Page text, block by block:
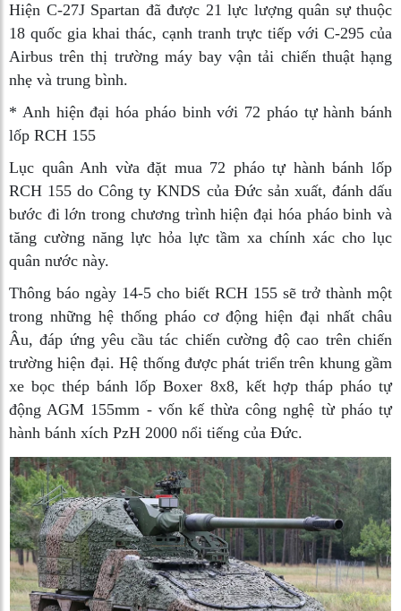
Hiện C-27J Spartan đã được 21 lực lượng quân sự thuộc
18 quốc gia khai thác, cạnh tranh trực tiếp với C-295 của
Airbus trên thị trường máy bay vận tải chiến thuật hạng
nhẹ và trung bình.
* Anh hiện đại hóa pháo binh với 72 pháo tự hành bánh
lốp RCH 155
Lục quân Anh vừa đặt mua 72 pháo tự hành bánh lốp
RCH 155 do Công ty KNDS của Đức sản xuất, đánh dấu
bước đi lớn trong chương trình hiện đại hóa pháo binh và
tăng cường năng lực hỏa lực tầm xa chính xác cho lục
quân nước này.
Thông báo ngày 14-5 cho biết RCH 155 sẽ trở thành một
trong những hệ thống pháo cơ động hiện đại nhất châu
Âu, đáp ứng yêu cầu tác chiến cường độ cao trên chiến
trường hiện đại. Hệ thống được phát triển trên khung gầm
xe bọc thép bánh lốp Boxer 8x8, kết hợp tháp pháo tự
động AGM 155mm - vốn kế thừa công nghệ từ pháo tự
hành bánh xích PzH 2000 nổi tiếng của Đức.